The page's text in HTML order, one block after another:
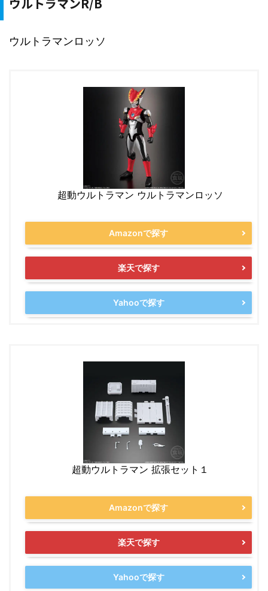
ウルトラマンロッソ
超動ウルトラマン ウルトラマンロッソ
Amazonで探す
楽天で探す
Yahooで探す
超動ウルトラマン 拡張セット１
Amazonで探す
楽天で探す
Yahooで探す